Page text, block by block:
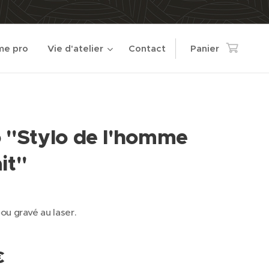
pro Vie d'atelier Contact Panier
"Stylo de l'homme
gravé au laser.